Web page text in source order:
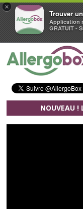
×
Trouver
Application
GRATUIT -
Aller au contenu principal
NOUVEAU !